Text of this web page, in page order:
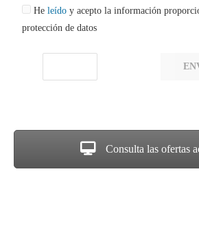
He leído y acepto la información
protección de datos
Consulta las ofertas